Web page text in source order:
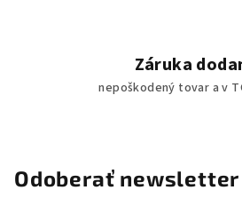
Záruka
nepoškodený tovar a v
Odoberať newsletter